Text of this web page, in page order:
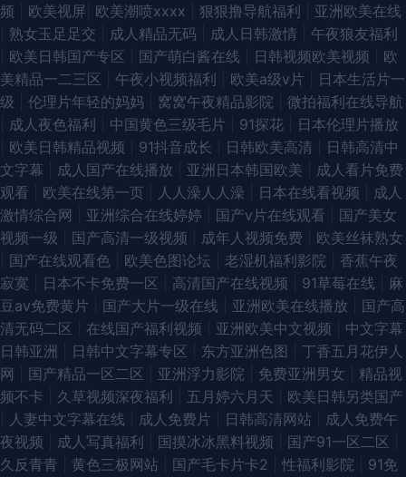
频
欧美视屏 欧美潮喷xxxx 狠狠撸导航福利
亚洲欧美在线
熟女玉足足交 成人精品无码 成人日韩激情
午夜狼友福利
欧美日韩国产专区 国产萌白酱在线 日韩视频欧美视频
欧
美精品一二三区
午夜小视频福利 欧美a级v片
日本生活片一
级
伦理片年轻的妈妈 窝窝午夜精品影院
微拍福利在线导航
成人夜色福利 中国黄色三级毛片 91探花
日本伦理片播放
欧美日韩精品视频 91抖音成长 日韩欧美高清
日韩高清中
文字幕
成人国产在线播放 亚洲日本韩国欧美
成人看片免费
观看
欧美在线第一页 人人澡人人澡 日本在线看视频
成人
激情综合网
亚洲综合在线婷婷 国产v片在线观看
国产美女
视频一级
国产高清一级视频 成年人视频免费
欧美丝袜熟女
国产在线观看色 欧美色图论坛 老湿机福利影院
香蕉午夜
寂寞
日本不卡免费一区 高清国产在线视频 91草莓在线
麻
豆av免费黄片
国产大片一级在线 亚洲欧美在线播放
国产高
清无码二区
在线国产福利视频 亚洲欧美中文视频
中文字幕
日韩亚洲
日韩中文字幕专区 东方亚洲色图
丁香五月花伊人
网
国产精品一区二区 亚洲浮力影院 免费亚洲男女
精品视
频不卡
久草视频深夜福利 五月婷六月天
欧美日韩另类国产
人妻中文字幕在线 成人免费片 日韩高清网站
成人免费午
夜视频
成人写真福利 国摸冰冰黑料视频 国产91一区二区
久反青青
黄色三极网站 国产毛卡片卡2 性福利影院 91免